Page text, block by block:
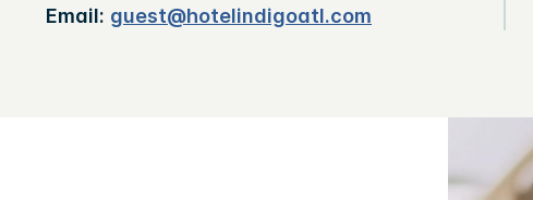
Email: guest@hotelindigoatl.com